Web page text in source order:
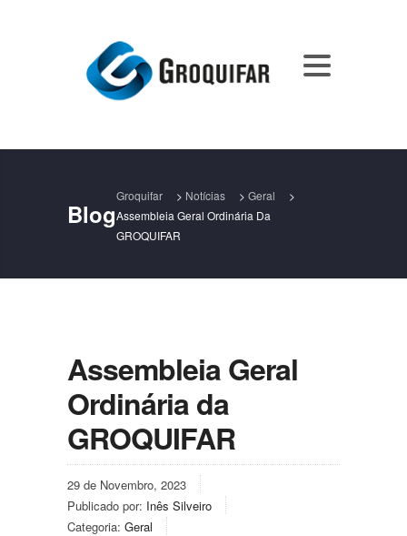
Blog
Groquifar > Notícias > Geral
>
Assembleia Geral Ordinária Da
GROQUIFAR
Assembleia Geral
Ordinária da
GROQUIFAR
29 de Novembro, 2023
Publicado por: Inês Silveiro
Categoria: Geral